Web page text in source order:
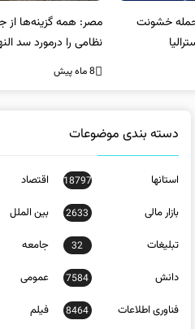
حمله خشونت
مصر: همه گزینه‌ها از
نظامی را درمورد سد
بررسی می‌کنیم
8 ماه پیش
دسته بندی موضوعات
استانها 18797 اقتصاد
بازار مالی 2633 بین الملل
تبلیغات 32 جامعه
دانش 7584 عمومی
فناوری اطلاعات 8464 فیلم